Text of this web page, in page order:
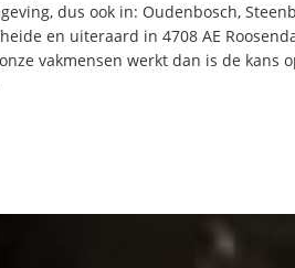
dus ook in: Oudenbosch,
en uiteraard in 4708 AE
vakmensen werkt dan is de kans